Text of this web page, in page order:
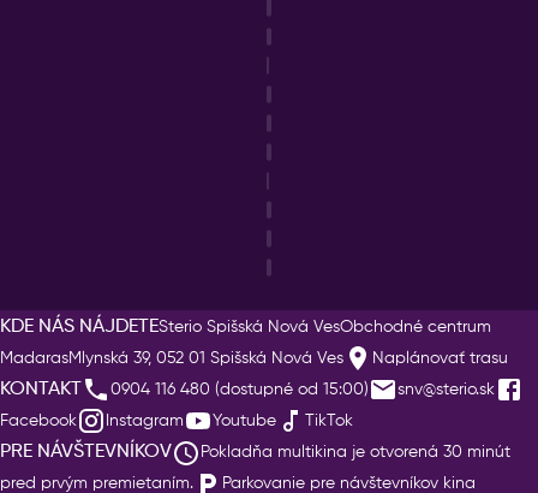
KDE NÁS NÁJDETESterio Spišská Nová VesObchodné centrum
MadarasMlynská 39, 052 01 Spišská Nová Ves Naplánovať trasu
KONTAKT 0904 116 480 (dostupné od 15:00)
snv@sterio.sk
Facebook
Instagram Youtube TikTok
PRE NÁVŠTEVNÍKOV
Pokladňa multikina je otvorená 30 minút
pred prvým premietaním.
Parkovanie pre návštevníkov kina